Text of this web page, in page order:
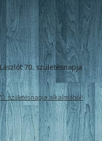
születésnapja alkalmából!